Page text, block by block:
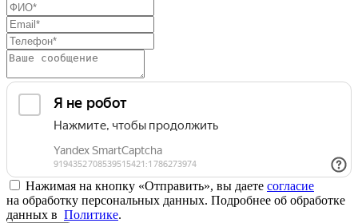
Нажимая на кнопку «Отправить», вы даете согласие
на обработку персональных данных. Подробнее об обработке
данных в Политике.